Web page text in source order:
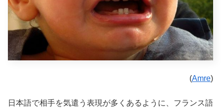
(Amre)
日本語で相手を気遣う表現が多くあるように、フランス語